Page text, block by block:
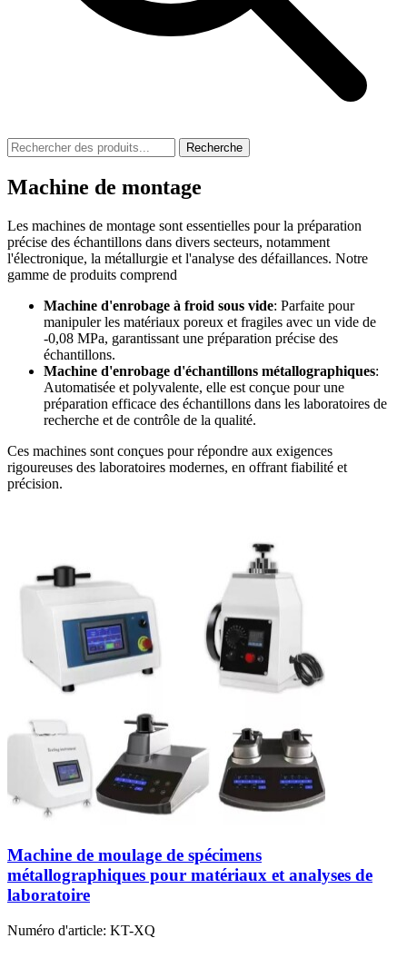
Recherche
Machine de montage
Les machines de montage sont essentielles pour la préparation
précise des échantillons dans divers secteurs, notamment
l'électronique, la métallurgie et l'analyse des défaillances. Notre
gamme de produits comprend
Machine d'enrobage à froid sous vide: Parfaite pour
manipuler les matériaux poreux et fragiles avec un vide de
-0,08 MPa, garantissant une préparation précise des
échantillons.
Machine d'enrobage d'échantillons métallographiques:
Automatisée et polyvalente, elle est conçue pour une
préparation efficace des échantillons dans les laboratoires de
recherche et de contrôle de la qualité.
Ces machines sont conçues pour répondre aux exigences
rigoureuses des laboratoires modernes, en offrant fiabilité et
précision.
Machine de moulage de spécimens
métallographiques pour matériaux et analyses de
laboratoire
Numéro d'article: KT-XQ